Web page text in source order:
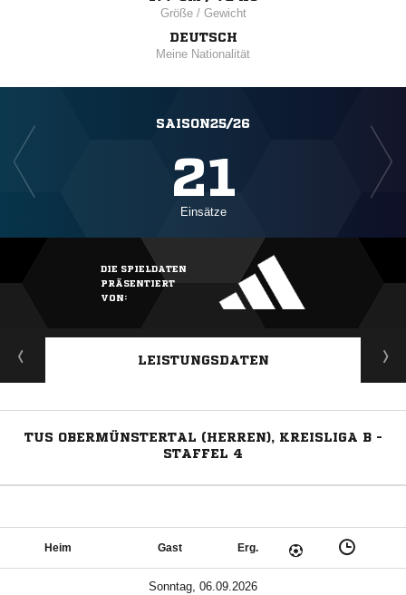
Größe / Gewicht
DEUTSCH
Meine Nationalität
SAISON25/26
21
Einsätze
DIE SPIELDATEN
PRÄSENTIERT
VON:
LEISTUNGSDATEN
TUS OBERMÜNSTERTAL (HERREN), KREISLIGA B -
STAFFEL 4
Heim Gast Erg.
Sonntag, 06.09.2026